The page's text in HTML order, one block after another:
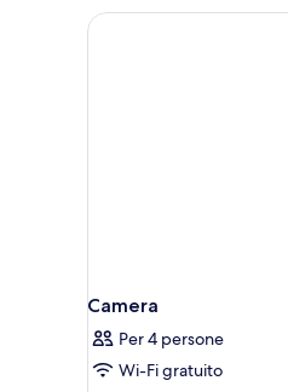
non
Camera
Per 4 persone
Wi-Fi gratuito